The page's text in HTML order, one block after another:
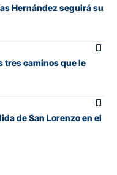
Hernández seguirá su
tres caminos que le
de San Lorenzo en el